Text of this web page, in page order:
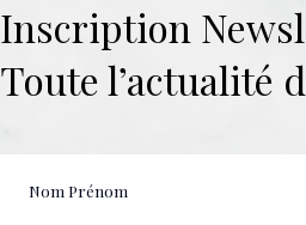
Inscription
Toute l’actualité